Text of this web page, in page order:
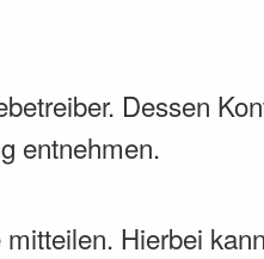
Dessen
entnehmen.
Hierbei